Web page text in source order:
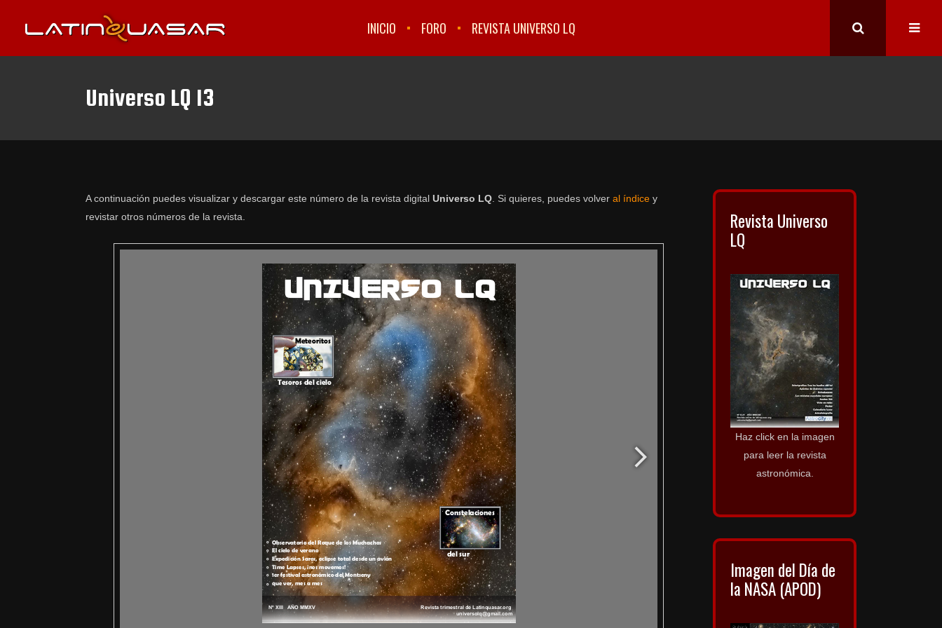
INICIO FORO REVISTA UNIVERSO LQ
Universo LQ 13
A continuación puedes visualizar y descargar este número de la revista digital Universo LQ . Si quieres, puedes volver al índice y
revistar otros números de la revista.
Revista Universo
LQ
Haz click en la imagen
para leer la revista
astronómica.
Imagen del Día de
la NASA (APOD)